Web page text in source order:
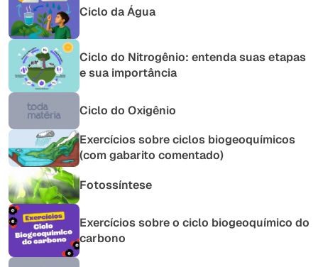
Ciclo da Água
Ciclo do Nitrogênio: entenda suas etapas
e sua importância
Ciclo do Oxigênio
Exercícios sobre ciclos biogeoquímicos
(com gabarito comentado)
Fotossíntese
Exercícios sobre o ciclo biogeoquímico do
carbono